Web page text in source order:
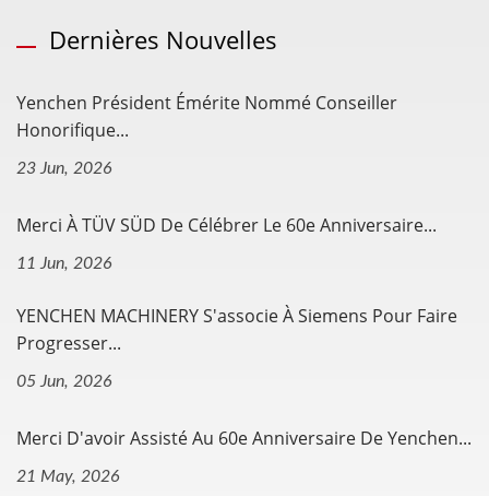
Dernières Nouvelles
Yenchen Président Émérite Nommé Conseiller
Honorifique...
23 Jun, 2026
Merci À TÜV SÜD De Célébrer Le 60e Anniversaire...
11 Jun, 2026
YENCHEN MACHINERY S'associe À Siemens Pour Faire
Progresser...
05 Jun, 2026
Merci D'avoir Assisté Au 60e Anniversaire De Yenchen...
21 May, 2026